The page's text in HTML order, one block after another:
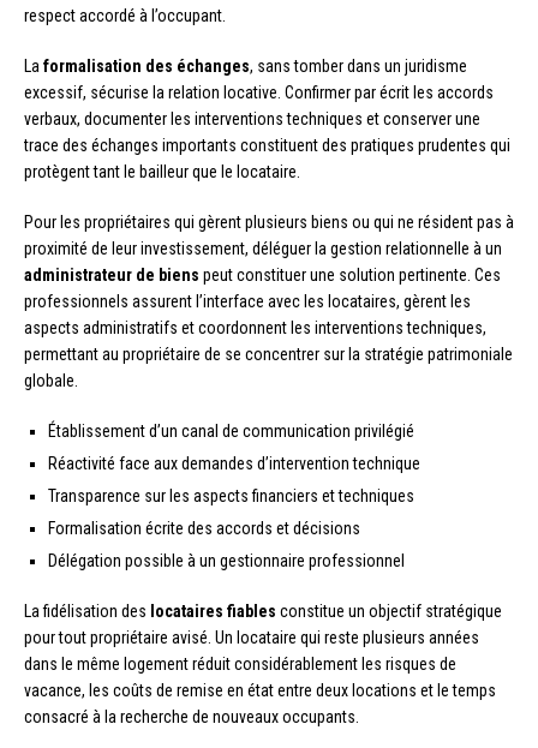
respect accordé à l’occupant.
La formalisation des échanges, sans tomber dans un juridisme
excessif, sécurise la relation locative. Confirmer par écrit les accords
verbaux, documenter les interventions techniques et conserver une
trace des échanges importants constituent des pratiques prudentes qui
protègent tant le bailleur que le locataire.
Pour les propriétaires qui gèrent plusieurs biens ou qui ne résident pas à
proximité de leur investissement, déléguer la gestion relationnelle à un
administrateur de biens peut constituer une solution pertinente. Ces
professionnels assurent l’interface avec les locataires, gèrent les
aspects administratifs et coordonnent les interventions techniques,
permettant au propriétaire de se concentrer sur la stratégie patrimoniale
globale.
Établissement d’un canal de communication privilégié
Réactivité face aux demandes d’intervention technique
Transparence sur les aspects financiers et techniques
Formalisation écrite des accords et décisions
Délégation possible à un gestionnaire professionnel
La fidélisation des locataires fiables constitue un objectif stratégique
pour tout propriétaire avisé. Un locataire qui reste plusieurs années
dans le même logement réduit considérablement les risques de
vacance, les coûts de remise en état entre deux locations et le temps
consacré à la recherche de nouveaux occupants.